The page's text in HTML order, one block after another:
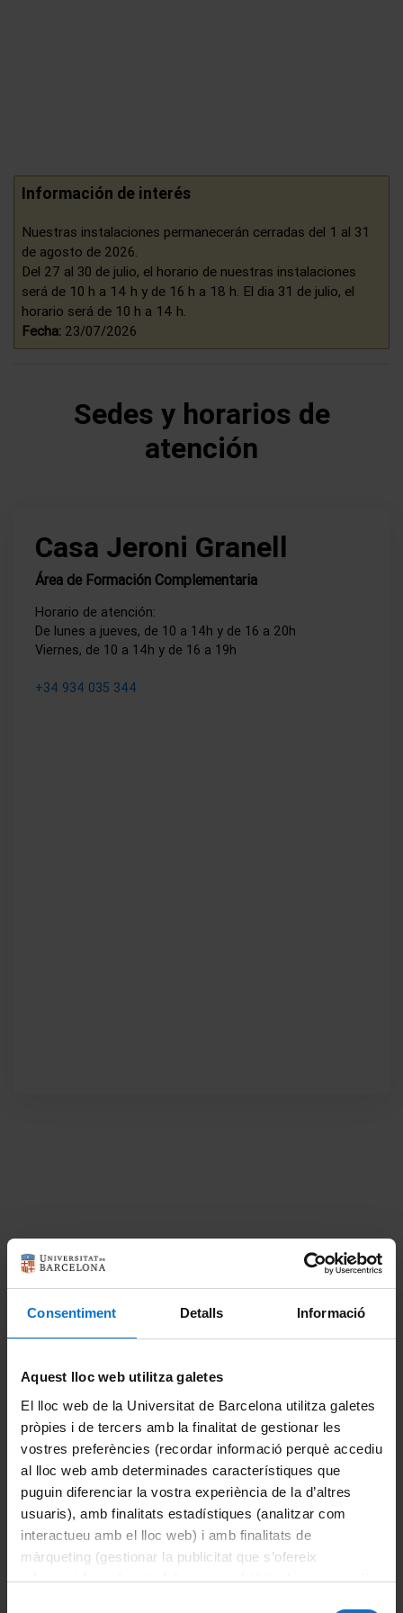
Consentiment Detalls Informació
Aquest lloc web utilitza galetes
El lloc web de la Universitat de Barcelona utilitza galetes
pròpies i de tercers amb la finalitat de gestionar les
vostres preferències (recordar informació perquè accediu
al lloc web amb determinades característiques que
puguin diferenciar la vostra experiència de la d’altres
usuaris), amb finalitats estadístiques (analitzar com
interactueu amb el lloc web) i amb finalitats de
màrqueting (gestionar la publicitat que s’ofereix
adequant-la en funció dels vostres hàbits de navegació).
Información de interés
Nuestras instalaciones permanecerán cerradas del 1 al 31
de agosto de 2026.
Del 27 al 30 de julio, el horario de nuestras instalaciones
será de 10 h a 14 h y de 16 h a 18 h. El dia 31 de julio, el
horario será de 10 h a 14 h.
Fecha: 23/07/2026
Sedes y horarios de
atención
Casa Jeroni Granell
Área de Formación Complementaria
Horario de atención:
De lunes a jueves, de 10 a 14h y de 16 a 20h
Viernes, de 10 a 14h y de 16 a 19h
+34 934 035 344
Contacto
Escola d’Idiomes Moderns
eim.ub.edu
Gran Via de les Corts Catalanes, 582
08011 Barcelona (España)
+34 934 035 344